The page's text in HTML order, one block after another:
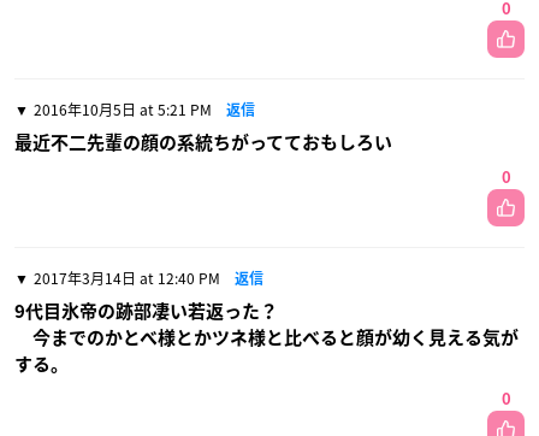
0
2016年10月5日 at 5:21 PM 返信
最近不二先輩の顔の系統ちがってておもしろい
0
2017年3月14日 at 12:40 PM 返信
9代目氷帝の跡部凄い若返った？
今までのかとべ様とかツネ様と比べると顔が幼く見える気が
する。
0